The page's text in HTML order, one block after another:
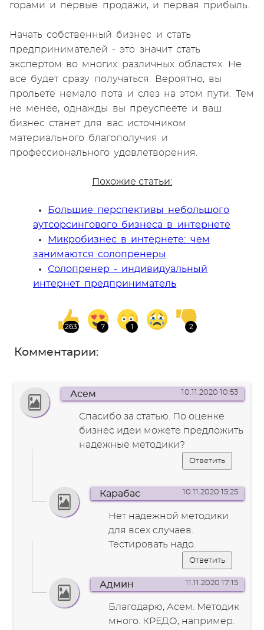
горами и первые продажи, и первая прибыль.
Начать собственный бизнес и стать
предпринимателей - это значит стать
экспертом во многих различных областях. Не
все будет сразу получаться. Вероятно, вы
прольете немало пота и слез на этом пути. Тем
не менее, однажды вы преуспеете и ваш
бизнес станет для вас источником
материального благополучия и
профессионального удовлетворения.
Похожие статьи:
Большие перспективы небольшого
аутсорсингового бизнеса в интернете
Микробизнес в интернете: чем
занимаются солопренеры
Солопренер - индивидуальный
интернет предприниматель
Комментарии:
Асем 10.11.2020 10:53
Спасибо за статью. По оценке
бизнес идеи можете предложить
надежные методики?
Ответить
Карабас 10.11.2020 15:25
Нет надежной методики
для всех случаев.
Тестировать надо.
Ответить
Админ 11.11.2020 17:15
Благодарю, Асем. Методик
много. КРЕДО, например.